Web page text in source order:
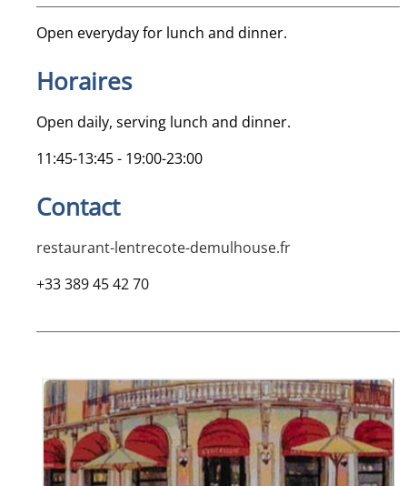
Open everyday for lunch and dinner.
Horaires
Open daily, serving lunch and dinner.
11:45-13:45 - 19:00-23:00
Contact
restaurant-lentrecote-demulhouse.fr
+33 389 45 42 70